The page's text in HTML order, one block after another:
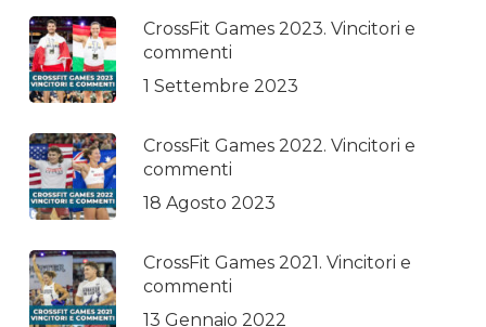
CrossFit Games 2023. Vincitori e
commenti
1 Settembre 2023
CrossFit Games 2022. Vincitori e
commenti
18 Agosto 2023
CrossFit Games 2021. Vincitori e
commenti
13 Gennaio 2022